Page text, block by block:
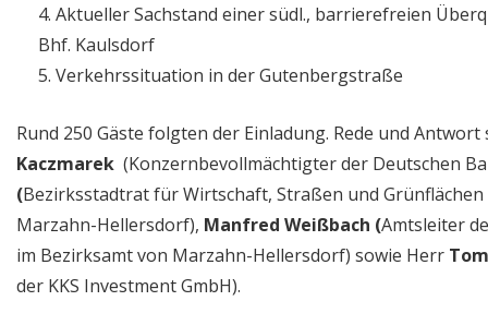
Aktueller Sachstand einer südl., barrierefreien
Bhf. Kaulsdorf
Verkehrssituation in der Gutenbergstraße
Rund 250 Gäste folgten der Einladung. Rede und
Kaczmarek (Konzernbevollmächtigter der Deutschen
(Bezirksstadtrat für Wirtschaft, Straßen und
Marzahn-Hellersdorf), Manfred Weißbach (Amtsleiter
im Bezirksamt von Marzahn-Hellersdorf) sowie Herr
der KKS Investment GmbH).